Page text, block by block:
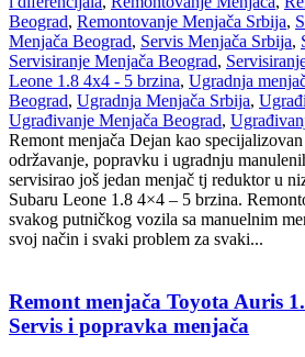
Beograd, Remontovanje Menjača Srbija,
Menjača Beograd, Servis Menjača Srbija,
Servisiranje Menjača Beograd,
Leone 1.8 4x4 - 5 brzina, Ugradnja
Beograd, Ugradnja Menjača Srbija,
Ugrađivanje Menjača Beograd,
Remont menjača Dejan kao
održavanje, popravku i ugradnju
servisirao još jedan menjač tj reduktor u
Subaru Leone 1.8 4×4 – 5 brzina.
svakog putničkog vozila sa manuelnim
svoj način i svaki problem za svaki...
Remont menjača Toyota Auris
Servis i popravka menjača